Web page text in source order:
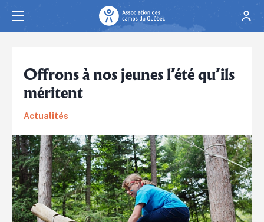
Offrons à nos jeunes l’été qu’ils
méritent
Actualités